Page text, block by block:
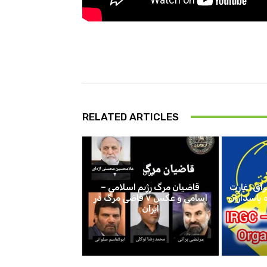
RELATED ARTICLES
غارت
ایران
قاضیان مرگ رژیم اسلامی –
اسامی و عکس ۷ قاضی مرگ در
ایران